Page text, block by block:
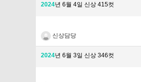
2024년 6월 4일 신상 415컷
신상담당
2024년 6월 3일 신상 346컷